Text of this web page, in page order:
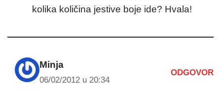
kolika količina jestive boje ide? Hvala!
Minja
06/02/2012 u 20:34
ODGOVOR